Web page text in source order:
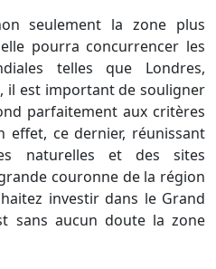
seulement la zone plus
pourra concurrencer les
telles que Londres,
il est important de souligner
parfaitement aux critères
effet, ce dernier, réunissant
naturelles et des sites
couronne de la région
investir dans le Grand
sans aucun doute la zone